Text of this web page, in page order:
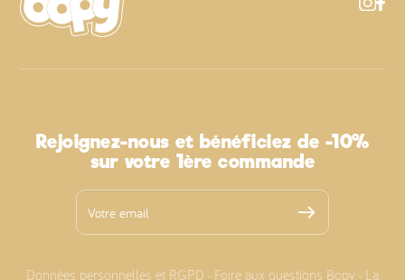
Rejoignez-nous et bénéficiez de -10%
sur votre 1ère commande
Données personnelles et RGPD - Foire aux questions Bopy - La